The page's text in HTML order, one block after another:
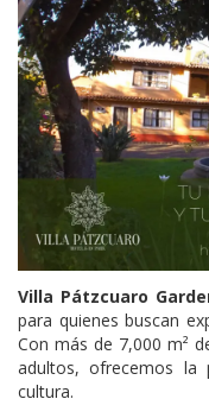
Villa Pátzcuaro
para quienes buscan
Con más de 7,000 m²
adultos, ofrecemos
cultura.